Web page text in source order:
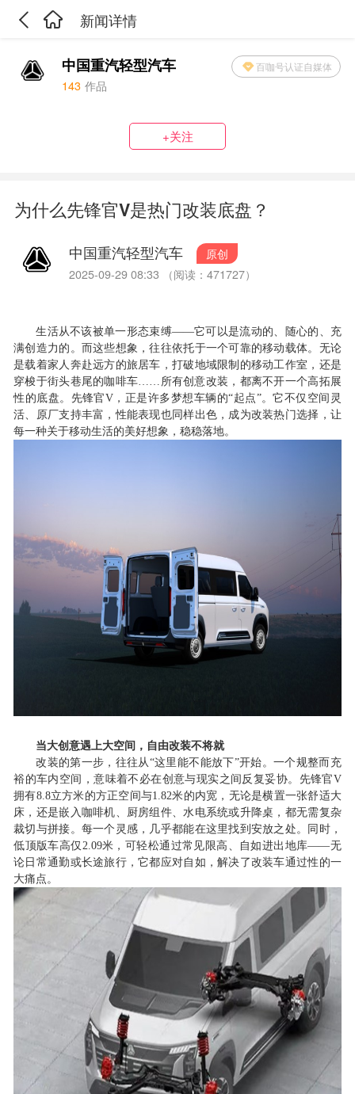
新闻详情
中国重汽轻型汽车 百咖号认证自媒体
143 作品
+关注
为什么先锋官V是热门改装底盘？
中国重汽轻型汽车
原创
2025-09-29 08:33 （阅读：471727）
生活从不该被单一形态束缚——它可以是流动的、随心的、充
满创造力的。而这些想象，往往依托于一个可靠的移动载体。无论
是载着家人奔赴远方的旅居车，打破地域限制的移动工作室，还是
穿梭于街头巷尾的咖啡车……所有创意改装，都离不开一个高拓展
性的底盘。先锋官V，正是许多梦想车辆的“起点”。它不仅空间灵
活、原厂支持丰富，性能表现也同样出色，成为改装热门选择，让
每一种关于移动生活的美好想象，稳稳落地。
当大创意遇上大空间，自由改装不将就
改装的第一步，往往从“这里能不能放下”开始。一个规整而充
裕的车内空间，意味着不必在创意与现实之间反复妥协。先锋官V
拥有8.8立方米的方正空间与1.82米的内宽，无论是横置一张舒适大
床，还是嵌入咖啡机、厨房组件、水电系统或升降桌，都无需复杂
裁切与拼接。每一个灵感，几乎都能在这里找到安放之处。同时，
低顶版车高仅2.09米，可轻松通过常见限高、自如进出地库——无
论日常通勤或长途旅行，它都应对自如，解决了改装车通过性的一
大痛点。